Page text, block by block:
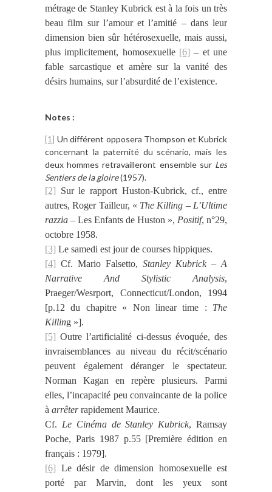
métrage de Stanley Kubrick est à la fois un très
beau film sur l’amour et l’amitié – dans leur
dimension bien sûr hétérosexuelle, mais aussi,
plus implicitement, homosexuelle [6] – et une
fable sarcastique et amère sur la vanité des
désirs humains, sur l’absurdité de l’existence.
Notes :
[1] Un différent opposera Thompson et Kubrick
concernant la paternité du scénario, mais les
deux hommes retravailleront ensemble sur Les
Sentiers de la gloire(1957).
[2] Sur le rapport Huston-Kubrick, cf., entre
autres, Roger Tailleur, « The Killing – L’Ultime
razzia – Les Enfants de Huston », Positif, n°29,
octobre 1958.
[3] Le samedi est jour de courses hippiques.
[4] Cf. Mario Falsetto, Stanley Kubrick – A
Narrative And Stylistic Analysis,
Praeger/Wesrport, Connecticut/London, 1994
[p.12 du chapitre « Non linear time : The
Killing »].
[5] Outre l’artificialité ci-dessus évoquée, des
invraisemblances au niveau du récit/scénario
peuvent également déranger le spectateur.
Norman Kagan en repère plusieurs. Parmi
elles, l’incapacité peu convaincante de la police
à arrêterrapidement Maurice.
Cf. Le Cinéma de Stanley Kubrick, Ramsay
Poche, Paris 1987 p.55 [Première édition en
français : 1979].
[6] Le désir de dimension homosexuelle est
porté par Marvin, dont les yeux sont